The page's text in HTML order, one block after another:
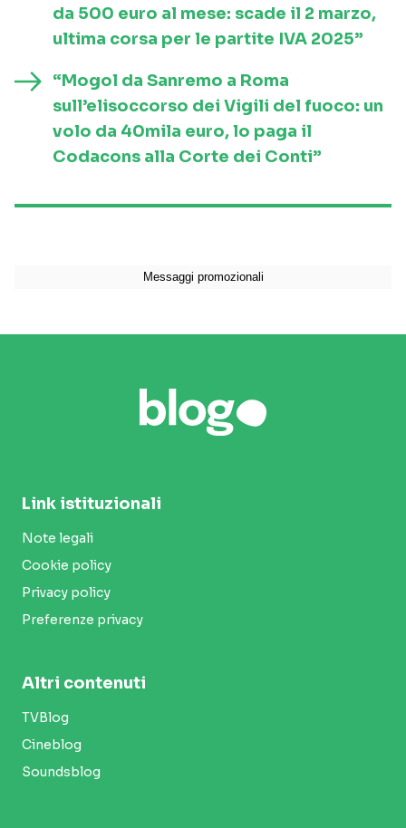
da 500 euro al mese: scade il 2 marzo,
ultima corsa per le partite IVA 2025”
“Mogol da Sanremo a Roma
sull’elisoccorso dei Vigili del fuoco: un
volo da 40mila euro, lo paga il
Codacons alla Corte dei Conti”
Link istituzionali
Note legali
Cookie policy
Privacy policy
Preferenze privacy
Altri contenuti
TVBlog
Cineblog
Soundsblog